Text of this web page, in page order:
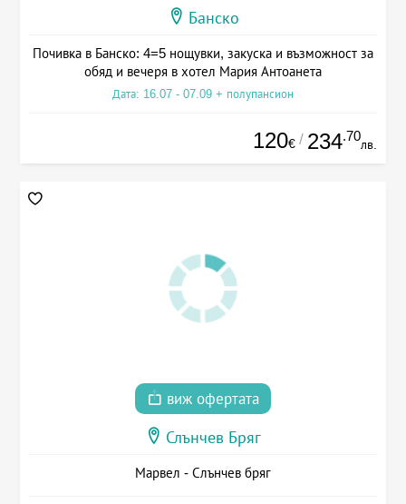
Банско
Почивка в Банско: 4=5 нощувки, закуска и възможност за
обяд и вечеря в хотел Мария Антоанета
Дата: 16.07 - 07.09 + полупансион
120€ / 234.70
лв.
виж офертата
Слънчев Бряг
Марвел - Слънчев бряг